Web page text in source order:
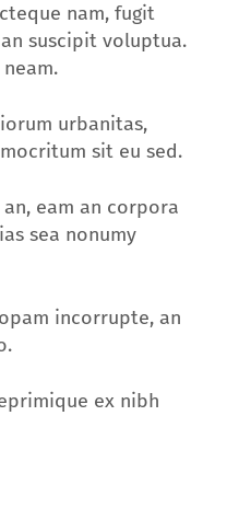
nam, fugit
suscipit voluptua.
urbanitas,
sit eu sed.
eam an corpora
sea nonumy
incorrupte, an
ex nibh